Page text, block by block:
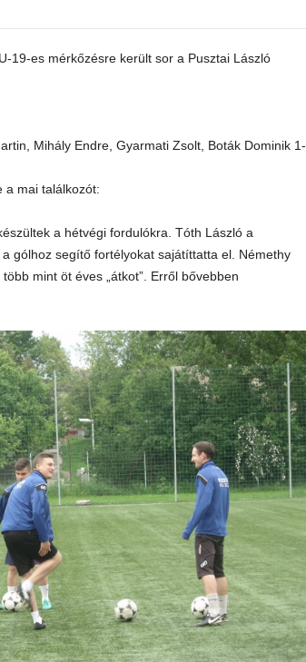
19-es mérkőzésre került sor a Pusztai László
Mihály Endre, Gyarmati Zsolt, Boták Dominik 1-
a mai találkozót:
a hétvégi fordulókra. Tóth László a
gólhoz segítő fortélyokat sajátíttatta el. Némethy
mint öt éves „átkot”. Erről bővebben